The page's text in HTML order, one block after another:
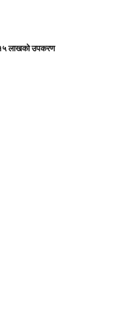
लाखको उपकरण